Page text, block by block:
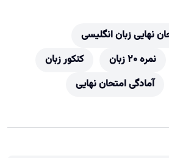
نهایی زبان انگلیسی
نمره 20 زبان
کنکور زبان
آمادگی امتحان نهایی